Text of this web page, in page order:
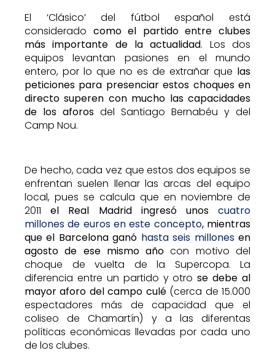
El ‘Clásico’ del fútbol español está
considerado como el partido entre clubes
más importante de la actualidad. Los dos
equipos levantan pasiones en el mundo
entero, por lo que no es de extrañar que las
peticiones para presenciar estos choques en
directo superen con mucho las capacidades
de los aforos del Santiago Bernabéu y del
Camp Nou.
De hecho, cada vez que estos dos equipos se
enfrentan suelen llenar las arcas del equipo
local, pues se calcula que en noviembre de
2011el Real Madrid ingresó unoscuatro
millones de euros en este concepto, mientras
que el Barcelona ganó hasta seis millonesen
agosto de ese mismo año con motivo del
choque de vuelta de la Supercopa. La
diferencia entre un partido y otrose debe al
mayor aforo del campo culé(cerca de 15.000
espectadores más de capacidad que el
coliseo de Chamartín) y a las diferentas
políticas económicas llevadas por cada uno
de los clubes.